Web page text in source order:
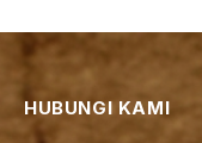
HUBUNGI KAMI